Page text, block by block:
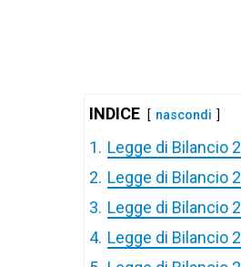
INDICE nascondi
1. Legge di Bilancio
2. Legge di Bilancio
3. Legge di Bilancio
4. Legge di Bilancio